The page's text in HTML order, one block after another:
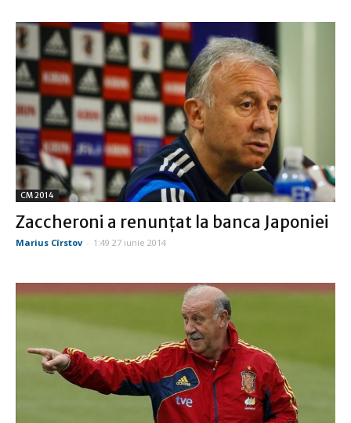
CM 2014
Zaccheroni a renunţat la banca Japoniei
Marius Cîrstov - 1:49 27 iunie 2014